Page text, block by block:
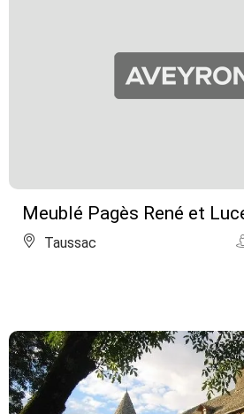
Meublé Pagès René et
Taussac